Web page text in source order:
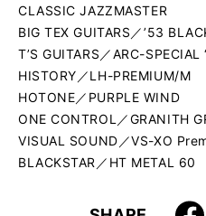
CLASSIC JAZZMASTER
BIG TEX GUITARS／’53
T’S GUITARS／ARC-SPECIAL
HISTORY／LH-PREMIUM/M
HOTONE／PURPLE WIND
ONE CONTROL／GRANITH
VISUAL SOUND／VS-XO
BLACKSTAR／HT METAL 60
FacebooX